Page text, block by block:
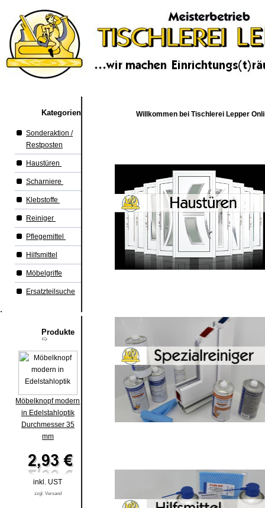
Kategorien
Sonderaktion /
Restposten
Haustüren
Scharniere
Klebstoffe
Reiniger
Pflegemittel
Hilfsmittel
Möbelgriffe
Ersatzteilsuche
Produkte
Möbelknopf modern
in Edelstahloptik
Durchmesser 35
mm
inkl. UST
zzgl. Versand
Willkommen bei Tischlerei Lepper